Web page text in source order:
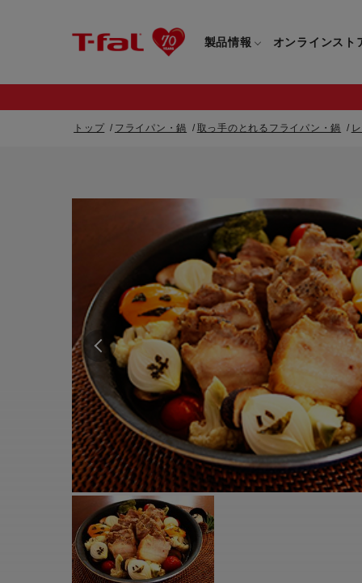
製品情報
すべてのフライ
取っ手つきフラ
取っ手のとれる
電気ケトル
すべての電気ケ
圧力鍋・電気
すべての圧力鍋
圧力鍋
オンラインスト
すべてのフライパン・鍋一覧
取っ手つきフライパン・鍋一覧
取っ手のとれるフライパン・鍋一覧
電気ケトル一覧
すべての電気ケトル一覧
圧力鍋・電気圧力鍋一覧
すべての圧力鍋・電気圧力鍋一覧
圧力鍋一覧
電気圧力鍋一覧
重要なお知らせ
トップ フライパン・鍋 取っ手のとれるフライパン・鍋